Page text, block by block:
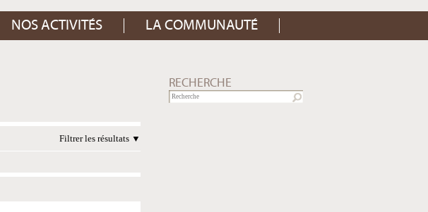
NOS ACTIVITÉS LA COMMUNAUTÉ
RECHERCHE
Filtrer les résultats